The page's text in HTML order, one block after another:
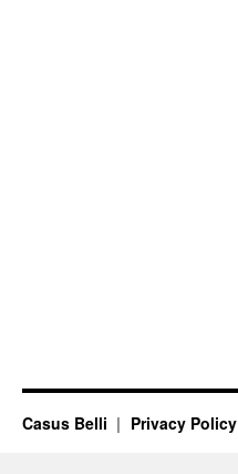
Casus Belli Privacy Policy